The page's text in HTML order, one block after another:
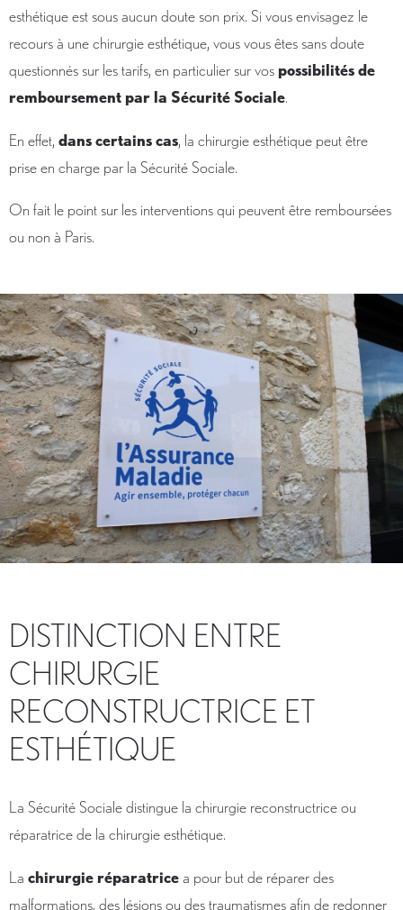
esthétique est sous aucun doute son prix. Si vous envisagez le
recours à une chirurgie esthétique, vous vous êtes sans doute
questionnés sur les tarifs, en particulier sur vospossibilités de
remboursement par la Sécurité Sociale.
En effet, dans certains cas, la chirurgie esthétique peut être
prise en charge par la Sécurité Sociale.
On fait le point sur les interventions qui peuvent être remboursées
ou non à Paris.
DISTINCTION ENTRE
CHIRURGIE
RECONSTRUCTRICE ET
ESTHÉTIQUE
La Sécurité Sociale distingue la chirurgie reconstructrice ou
réparatrice de la chirurgie esthétique.
La chirurgie réparatricea pour but de réparer des
malformations, des lésions ou des traumatismes afin de redonner